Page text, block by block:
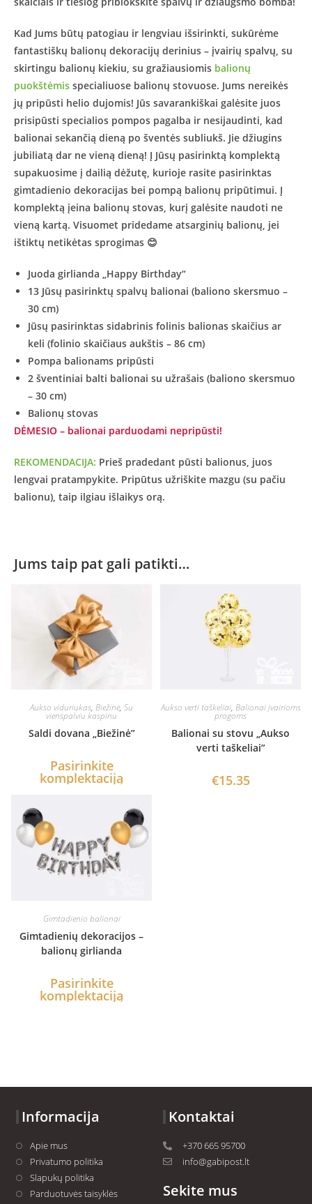
Kad Jums būtų patogiau ir lengviau išsirinkti, sukūrėme
fantastiškų balionų dekoracijų derinius – įvairių spalvų, su
skirtingu balionų kiekiu, su gražiausiomis balionų
puokštėmis specialiuose balionų stovuose. Jums nereikės
jų pripūsti helio dujomis! Jūs savarankiškai galėsite juos
prisipūsti specialios pompos pagalba ir nesijaudinti, kad
balionai sekančią dieną po šventės subliukš. Jie džiugins
jubiliatą dar ne vieną dieną! Į Jūsų pasirinktą komplektą
supakuosime į dailią dėžutę, kurioje rasite pasirinktas
gimtadienio dekoracijas bei pompą balionų pripūtimui. Į
komplektą įeina balionų stovas, kurį galėsite naudoti ne
vieną kartą. Visuomet pridedame atsarginių balionų, jei
ištiktų netikėtas sprogimas 😊
Juoda girlianda „Happy Birthday“
13 Jūsų pasirinktų spalvų balionai (baliono skersmuo –
30 cm)
Jūsų pasirinktas sidabrinis folinis balionas skaičius ar
keli (folinio skaičiaus aukštis – 86 cm)
Pompa balionams pripūsti
2 šventiniai balti balionai su užrašais (baliono skersmuo
– 30 cm)
Balionų stovas
DĖMESIO – balionai parduodami nepripūsti!
REKOMENDACIJA: Prieš pradedant pūsti balionus, juos
lengvai pratampykite. Pripūtus užriškite mazgu (su pačiu
balionu), taip ilgiau išlaikys orą.
Jums taip pat gali patikti…
Aukso viduriukas, Biežinė, Su
vienspalviu kaspinu
Saldi dovana „Biežinė”
Pasirinkite
komplektaciją
Aukso verti taškeliai, Balionai įvairioms
progoms
Balionai su stovu „Aukso
verti taškeliai”
€15.35
Gimtadienio balionai
Gimtadienių dekoracijos –
balionų girlianda
Pasirinkite
komplektaciją
Informacija
Apie mus
Privatumo politika
Slapukų politika
Parduotuvės taisyklės
Kontaktai
+370 665 95700
info@gabipost.lt
Sekite mus